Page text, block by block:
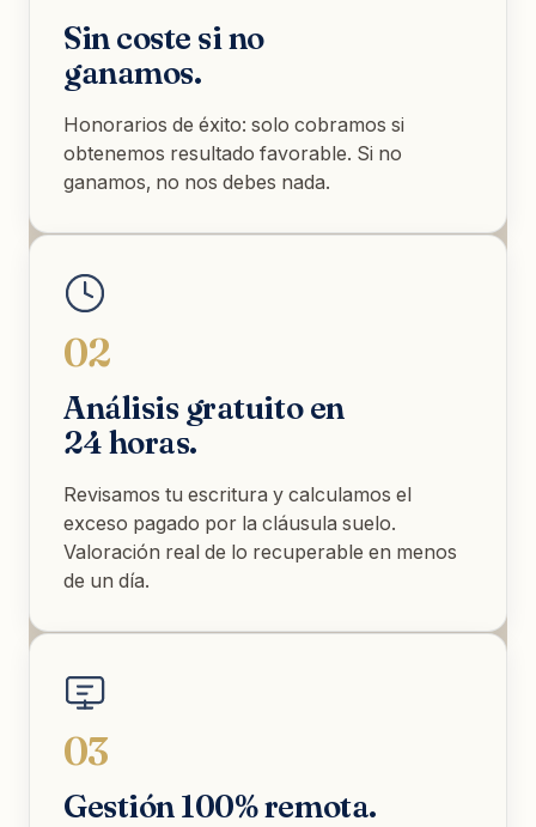
Sin coste si no
ganamos.
Honorarios de éxito: solo cobramos si
obtenemos resultado favorable. Si no
ganamos, no nos debes nada.
02
Análisis gratuito en
24 horas.
Revisamos tu escritura y calculamos el
exceso pagado por la cláusula suelo.
Valoración real de lo recuperable en menos
de un día.
03
Gestión 100% remota.